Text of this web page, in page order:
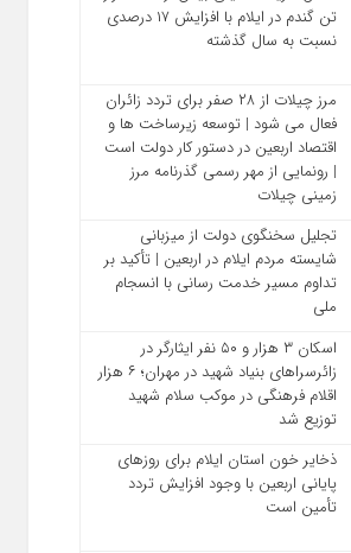
تن گندم در ایلام با افزایش ۱۷ درصدی
نسبت به سال گذشته
مرز چیلات از ۲۸ صفر برای تردد زائران
فعال می‌ شود | توسعه زیرساخت‌ ها و
اقتصاد اربعین در دستور کار دولت است
| رونمایی از مهر رسمی گذرنامه مرز
زمینی چیلات
تجلیل سخنگوی دولت از میزبانی
شایسته مردم ایلام در اربعین | تأکید بر
تداوم مسیر خدمت‌ رسانی با انسجام
ملی
اسکان ۳ هزار و ۵۰ نفر ایثارگر در
زائرسراهای بنیاد شهید در مهران؛ ۶ هزار
اقلام فرهنگی در موکب سلام شهید
توزیع شد
ذخایر خون استان ایلام برای روزهای
پایانی اربعین با وجود افزایش تردد
تأمین است